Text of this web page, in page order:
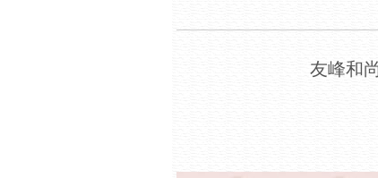
友峰和